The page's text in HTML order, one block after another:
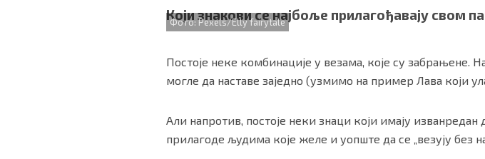
c
e
o
k
i
t
r
a
t
p
p
b
e
a
r
Који знакови се најбоље прилагођавају свом
Фото: Pexels/Elly fairytale
Постоје неке комбинације у везама, које су
могле да наставе заједно (узмимо на пример Лава који
Али напротив, постоје неки знаци који имају
прилагоде људима које желе и уопште да се „везују без
redakcija@gradskeinfo.rs
ПРАТИТЕ НАС
Услови коришћења|Политика приватности|О нама